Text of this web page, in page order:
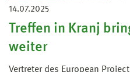
14.07.2025
Treffen in Kranj
weiter
Vertreter des European